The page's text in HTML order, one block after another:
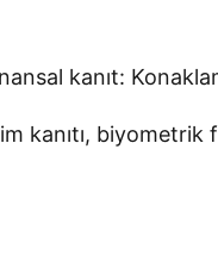
kanıt:
kanıtı,